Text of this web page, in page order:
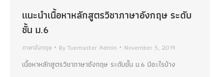
แนะนำเนื้อหาหลักสูตรวิชาภาษาอังกฤษ ระดับ
ชั้น ม.6
ภาษาอังกฤษ ByTuemaster Admin November 5, 2019
เนื้อหาหลักสูตรวิชาภาษาอังกฤษ ระดับชั้น ม.6 มีอะไรบ้าง